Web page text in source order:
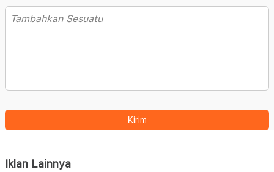
Kirim
Iklan Lainnya